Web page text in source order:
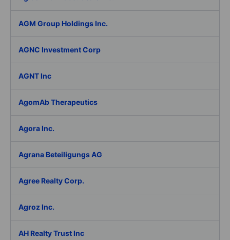
AGM Group Holdings Inc.
AGNC Investment Corp
AGNT Inc
AgomAb Therapeutics
Agora Inc.
Agrana Beteiligungs AG
Agree Realty Corp.
Agroz Inc.
AH Realty Trust Inc